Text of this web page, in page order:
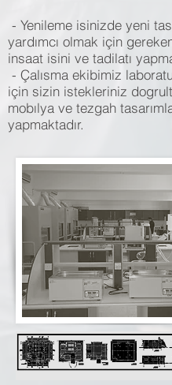
- Yenileme isinizde yeni
yardımcı olmak için
insaat isini ve tadilatı
- Çalısma ekibimiz
için sizin istekleriniz
mobılya ve tezgah
yapmaktadır.